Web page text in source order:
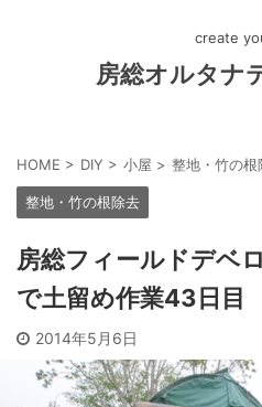
create
房総オルタナ
HOME > DIY > 小屋 > 整地・竹の根
整地・竹の根除去
房総フィールドデベ
で土留め作業43日目
2014年5月6日